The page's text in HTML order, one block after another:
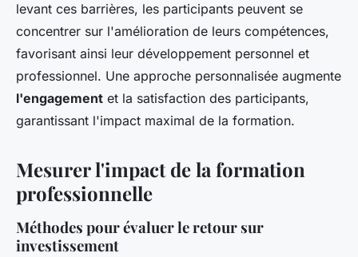
levant ces barrières, les participants peuvent se
concentrer sur l'amélioration de leurs compétences,
favorisant ainsi leur développement personnel et
professionnel. Une approche personnalisée augmente
l'engagement et la satisfaction des participants,
garantissant l'impact maximal de la formation.
Mesurer l'impact de la formation
professionnelle
Méthodes pour évaluer le retour sur
investissement